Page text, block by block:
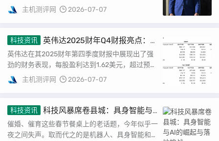
布新版政策，正式放弃“单方...
主机测评网 2026-07-07
科技资讯
英伟达2025财年Q4财报亮点：营
收创新高，数据中心业务集中
英伟达在其2025财年第四季度财报中展现出了强
劲的财务表现，每股盈利达到1.62美元，超过预期
的1.53美元。总营收更是达到了681.3...
主机测评网 2026-07-07
科技资讯
科技风暴席卷县城：具身智能与
AI的崛起与落地挑战
催婚、催育这些春节餐桌上的老话题，今年似乎一
夜之间失声。取而代之的是机器人、具身智能和大